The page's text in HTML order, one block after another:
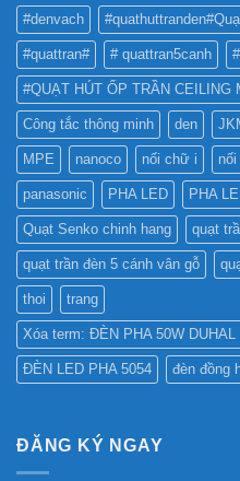
TỐT
?
#denvach
#quattran# # quattran5canh
#QUẠT HÚT ỐP TRẦN CEILING
Công tắc thông minh den
MPE nanoco nối chữ i nối
panasonic PHA LED PHA
Quạt Senko chinh hang quạt
quạt trần đèn 5 cánh vân gỗ
thoi trang
Xóa term: ĐÈN PHA 50W
ĐÈN LED PHA 5054 đèn đồng
ĐĂNG KÝ NGAY